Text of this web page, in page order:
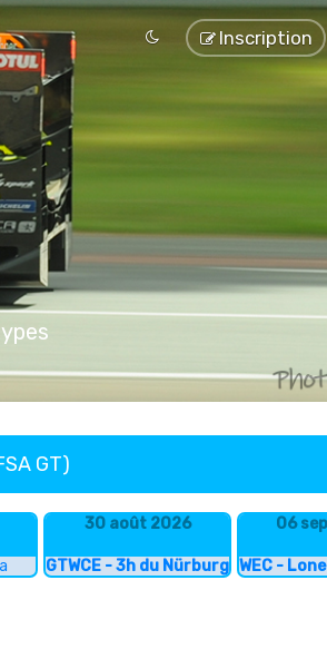
Inscription
GT)
30 août 2026
GTWCE - 3h du Nürburgring
06
WEC -